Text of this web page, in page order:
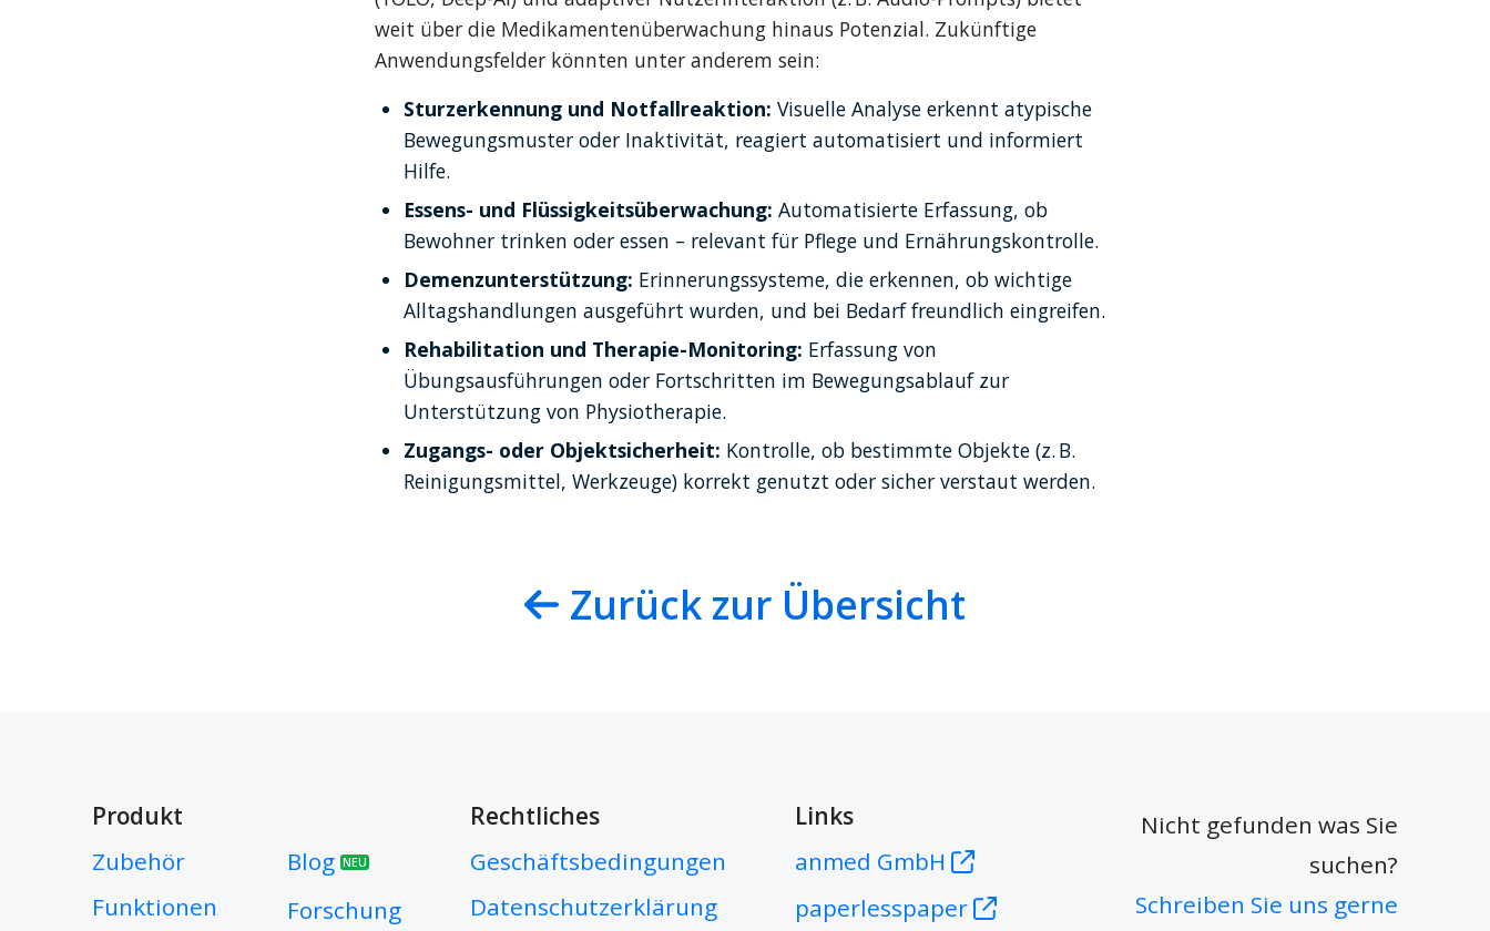
weit über die Medikamentenüberwachung hinaus Potenzial. Zukünftige
Anwendungsfelder könnten unter anderem sein:
Sturzerkennung und Notfallreaktion: Visuelle Analyse erkennt atypische
Bewegungsmuster oder Inaktivität, reagiert automatisiert und informiert
Hilfe.
Essens- und Flüssigkeitsüberwachung: Automatisierte Erfassung, ob
Bewohner trinken oder essen – relevant für Pflege und Ernährungskontrolle.
Demenzunterstützung: Erinnerungssysteme, die erkennen, ob wichtige
Alltagshandlungen ausgeführt wurden, und bei Bedarf freundlich eingreifen.
Rehabilitation und Therapie-Monitoring: Erfassung von
Übungsausführungen oder Fortschritten im Bewegungsablauf zur
Unterstützung von Physiotherapie.
Zugangs- oder Objektsicherheit: Kontrolle, ob bestimmte Objekte (z. B.
Reinigungsmittel, Werkzeuge) korrekt genutzt oder sicher verstaut werden.
Zurück zur Übersicht
Produkt
Zubehör
Funktionen
Blog NEU
Forschung
Rechtliches
Geschäftsbedingungen
Datenschutzerklärung
Links
anmed GmbH
paperlesspaper
Nicht gefunden was Sie
suchen?
Schreiben Sie uns gerne